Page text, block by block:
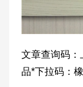
文章查询码：
品*下拉码：